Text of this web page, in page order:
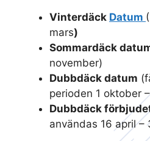
Vinterdäck Datum
mars)
Sommardäck
november)
Dubbdäck datum
perioden 1 oktober
Dubbdäck
användas 16 april